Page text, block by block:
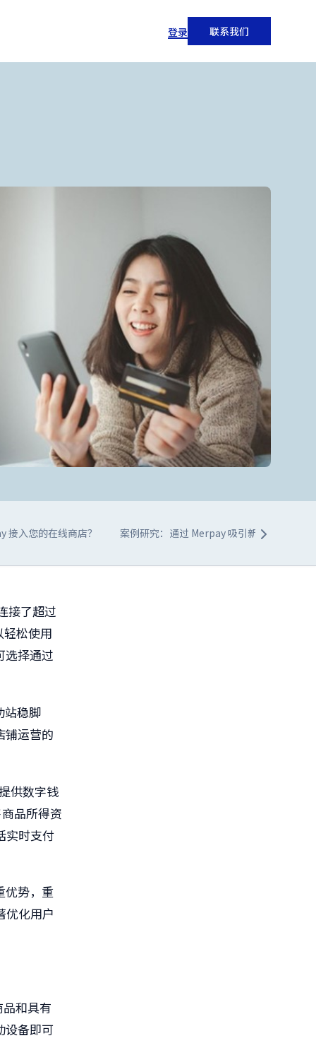
登录 联系我们
接入您的在线商店？ 案例研究：通过 Merpay 吸引新客户
接了超过
松使用
选择通过
站稳脚
铺运营的
供数字钱
品所得资
实时支付
优势，重
优化用户
和具有
设备即可